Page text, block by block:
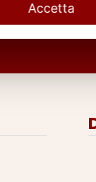
Accetta